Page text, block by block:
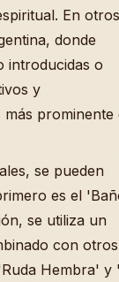
En otros
donde
introducidas o
y
prominente
se pueden
es el
se utiliza un
con otros
Hembra' y